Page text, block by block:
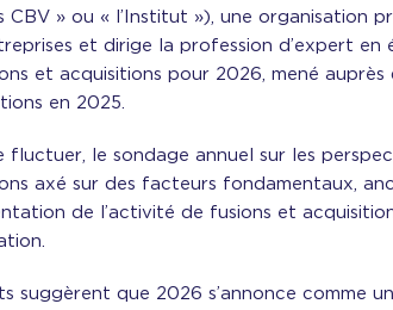
» ou « l’Institut »), une organisation
et dirige la profession d’expert en
et acquisitions pour 2026, mené auprès
en 2025.
le sondage annuel sur les
axé sur des facteurs fondamentaux,
de l’activité de fusions et
que 2026 s’annonce comme